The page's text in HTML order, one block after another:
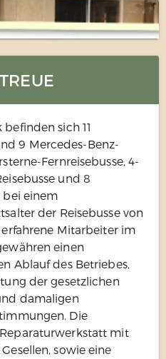
sich 11
9 Mercedes-Benz-
Fernreisebusse, 4-
und 8
bei einem
der Reisebusse von
erfahrene Mitarbeiter im
einen
Ablauf des Betriebes,
der gesetzlichen
damaligen
Die
mit
sowie eine